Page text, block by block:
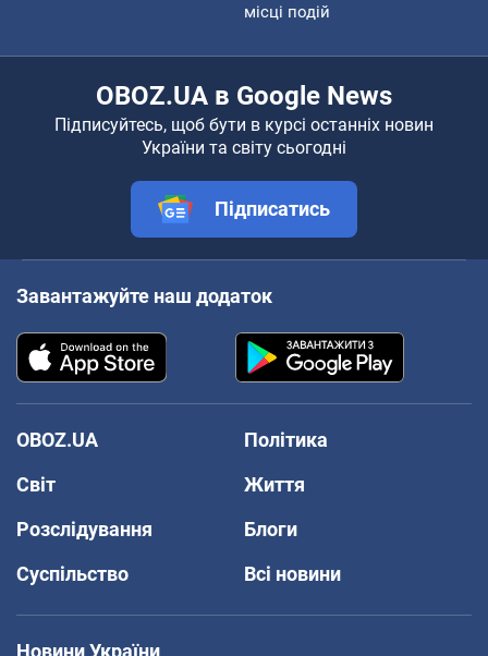
місці подій
OBOZ.UA в Google News
Підписуйтесь, щоб бути в курсі останніх новин
України та світу сьогодні
Підписатись
Завантажуйте наш додаток
OBOZ.UA
Політика
Світ
Життя
Розслідування
Блоги
Суспільство
Всі новини
Новини України